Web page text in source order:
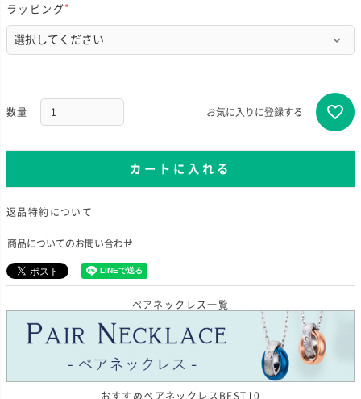
ラッピング
必
須
)
お気に入りに登録する
カートに入れる
返品特約について
商品についてのお問い合わせ
ペアネックレス一覧
おすすめペアネックレスBEST10